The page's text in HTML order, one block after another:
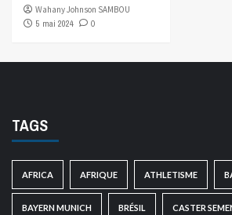
Wahany Johnson SAMBOU
5 mai 2024
0
TAGS
AFRICA AFRIQUE ATHLETISME
BAYERN MUNICH BRÉSIL CASTER